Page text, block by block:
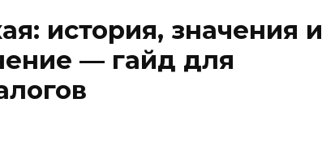
история, значения и
— гайд для